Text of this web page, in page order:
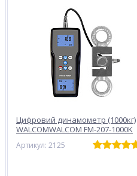
Цифровий динамометр (1000кг)
WALCOMWALCOM FM-207-1000K
Артикул: 2125